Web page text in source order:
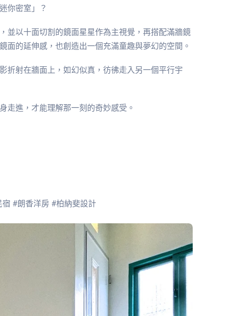
你密室」？
並以十面切割的鏡面星星作為主視覺，再搭配滿牆鏡
面的延伸感，也創造出一個充滿童趣與夢幻的空間。
折射在牆面上，如幻似真，彷彿走入另一個平行宇
走進，才能理解那一刻的奇妙感受。
#朗香洋房 #柏納斐設計